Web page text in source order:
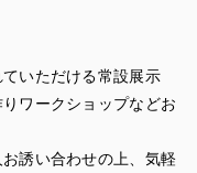
いただける常設展示
ワークショップなどお
誘い合わせの上、気軽